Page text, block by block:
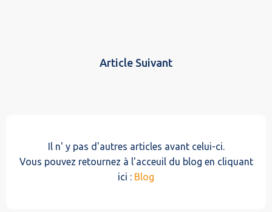
Article Suivant
Il n' y pas d'autres articles avant celui-ci.
Vous pouvez retournez à l'acceuil du blog en cliquant
ici : Blog